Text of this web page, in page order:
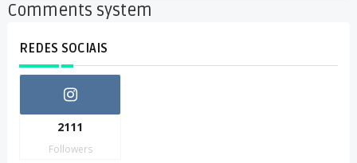
Comments system
REDES SOCIAIS
2111
Followers